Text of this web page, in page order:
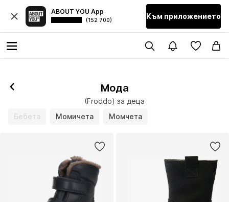
ABOUT YOU App
(152 700) Към приложението
Мода
(Froddo) за деца
Бебета
Момичета Момчета